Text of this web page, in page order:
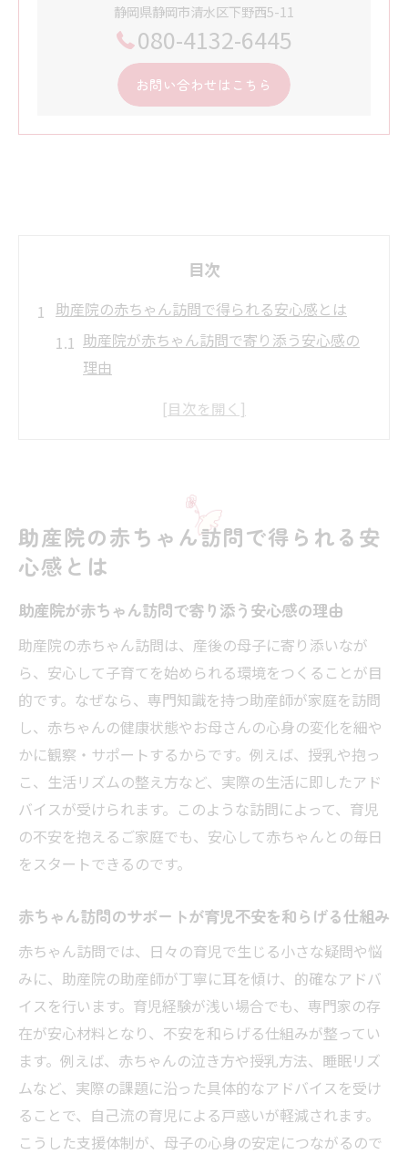
静岡県静岡市清水区下野西5-11
080-4132-6445
お問い合わせはこちら
目次
助産院の赤ちゃん訪問で得られる安心感とは
助産院が赤ちゃん訪問で寄り添う安心感の
理由
赤ちゃん訪問のサポートが育児不安を和ら
赤ちゃん訪問で得られる心のゆとりと支援
体制
専門家による赤ちゃん訪問の具体的なメリ
ット
て環境
初めての訪問時に助産師へ相談したいこと
助産院の訪問で相談できる育児の悩みとは
初めての赤ちゃん訪問で準備したい質問リ
スト
助産院の助産師に伝えたい不安や疑問の整
理法
赤ちゃん訪問でよくある相談内容とその活
助産院訪問で役立つ相談メモの作り方
助産院の赤ちゃん訪問で気軽に話せるポイ
ント
玄関先で受ける赤ちゃん訪問のメリット
助産院の赤ちゃん訪問は玄関先でも安心の
対応
玄関先での赤ちゃん訪問が選ばれる理由と
配慮
助産院の赤ちゃん訪問で得られる安
心感とは
助産院が赤ちゃん訪問で寄り添う安心感の理由
助産院の赤ちゃん訪問は、産後の母子に寄り添いなが
ら、安心して子育てを始められる環境をつくることが目
的です。なぜなら、専門知識を持つ助産師が家庭を訪問
し、赤ちゃんの健康状態やお母さんの心身の変化を細や
かに観察・サポートするからです。例えば、授乳や抱っ
こ、生活リズムの整え方など、実際の生活に即したアド
バイスが受けられます。このような訪問によって、育児
の不安を抱えるご家庭でも、安心して赤ちゃんとの毎日
をスタートできるのです。
赤ちゃん訪問のサポートが育児不安を和らげる仕組み
赤ちゃん訪問では、日々の育児で生じる小さな疑問や悩
みに、助産院の助産師が丁寧に耳を傾け、的確なアドバ
イスを行います。育児経験が浅い場合でも、専門家の存
在が安心材料となり、不安を和らげる仕組みが整ってい
ます。例えば、赤ちゃんの泣き方や授乳方法、睡眠リズ
ムなど、実際の課題に沿った具体的なアドバイスを受け
ることで、自己流の育児による戸惑いが軽減されます。
こうした支援体制が、母子の心身の安定につながるので